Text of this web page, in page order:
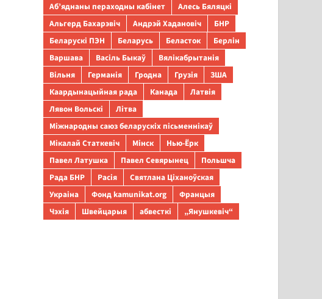
Аб’яднаны пераходны кабінет
Алесь Бяляцкі
Альгерд Бахарэвіч
Андрэй Хадановіч
БНР
Беларускі ПЭН
Беларусь Беласток
Берлін
Варшава
Васіль Быкаў
Вялікабрытанія
Вільня
Германія Гродна Грузія
ЗША
Каардынацыйная рада
Канада
Латвія
Лявон Вольскі
Літва
Міжнародны саюз беларускіх пісьменнікаў
Мікалай Статкевіч
Мінск
Нью-Ёрк
Павел Латушка
Павел Севярынец
Польшча
Рада БНР
Расія
Святлана Ціханоўская
Украіна
Фонд kamunikat.org
Францыя
Чэхія
Швейцарыя абвесткі „Янушкевіч“